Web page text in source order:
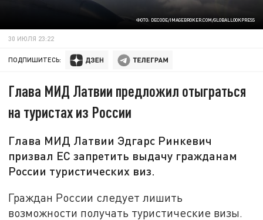
ФОТО: DECODE/IMAGEBROKER.COM/GLOBALLOOKPRESS
30 ИЮЛЯ 23:22
ПОДПИШИТЕСЬ:
Глава МИД Латвии предложил отыграться
на туристах из России
Глава МИД Латвии Эдгарс Ринкевич
призвал ЕС запретить выдачу гражданам
России туристических виз.
Граждан России следует лишить
возможности получать туристические визы.